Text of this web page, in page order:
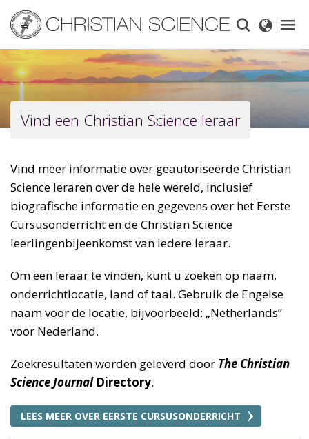
main
content
Vind een Christian Science leraar
Vind meer informatie over geautoriseerde Christian
Science leraren over de hele wereld, inclusief
biografische informatie en gegevens over het Eerste
Cursusonderricht en de Christian Science
leerlingenbijeenkomst van iedere leraar.
Om een leraar te vinden, kunt u zoeken op naam,
onderrichtlocatie, land of taal. Gebruik de Engelse
naam voor de locatie, bijvoorbeeld: „Netherlands”
voor Nederland.
Zoekresultaten worden geleverd door The Christian
Science Journal Directory.
LEES MEER OVER EERSTE CURSUSONDERRICHT